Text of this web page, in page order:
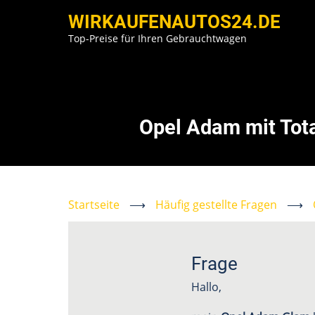
WIRKAUFENAUTOS24.DE
Top-Preise für Ihren Gebrauchtwagen
Opel Adam mit
Startseite ⟶ Häufig gestellte Fragen ⟶
Frage
Hallo,